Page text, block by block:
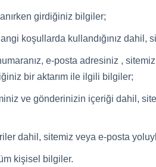
girdiğiniz bilgiler;
koşullarda kullandığınız
e-posta adresiniz ,
bir aktarım ile ilgili bilgiler;
ve gönderinizin içeriği dahil,
dahil, sitemiz veya e-posta
kişisel bilgiler.